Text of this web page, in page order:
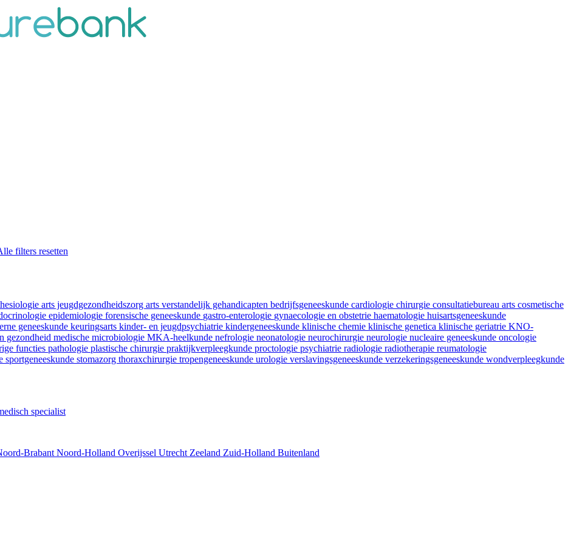
filters resetten
arts jeugdgezondheidszorg arts verstandelijk gehandicapten bedrijfsgeneeskunde cardiologie chirurgie consultatiebureau arts cosmetische
epidemiologie forensische geneeskunde gastro-enterologie gynaecologie en obstetrie haematologie huisartsgeneeskunde
geneeskunde keuringsarts kinder- en jeugdpsychiatrie kindergeneeskunde klinische chemie klinische genetica klinische geriatrie KNO-
gezondheid medische microbiologie MKA-heelkunde nefrologie neonatologie neurochirurgie neurologie nucleaire geneeskunde oncologie
functies pathologie plastische chirurgie praktijkverpleegkunde proctologie psychiatrie radiologie radiotherapie reumatologie
sportgeneeskunde stomazorg thoraxchirurgie tropengeneeskunde urologie verslavingsgeneeskunde verzekeringsgeneeskunde wondverpleegkunde
specialist
Brabant Noord-Holland Overijssel Utrecht Zeeland Zuid-Holland Buitenland